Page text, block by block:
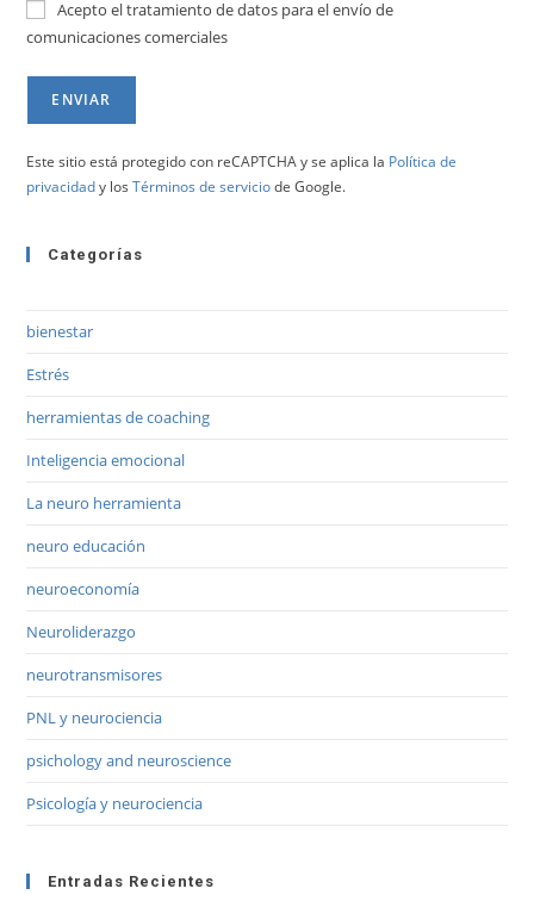
Acepto el tratamiento de datos para el envío de
comunicaciones comerciales
Este sitio está protegido con reCAPTCHA y se aplica la Política de
privacidady losTérminos de serviciode Google.
Categorías
bienestar
Estrés
herramientas de coaching
Inteligencia emocional
La neuro herramienta
neuro educación
neuroeconomía
Neuroliderazgo
neurotransmisores
PNL y neurociencia
psichology and neuroscience
Psicología y neurociencia
Entradas Recientes